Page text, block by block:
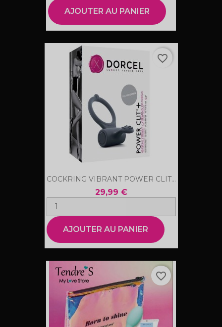
AJOUTER AU PANIER
COCKRING VIBRANT POWER CLIT...
29,99 €
AJOUTER AU PANIER
favorite_border
favorite_border